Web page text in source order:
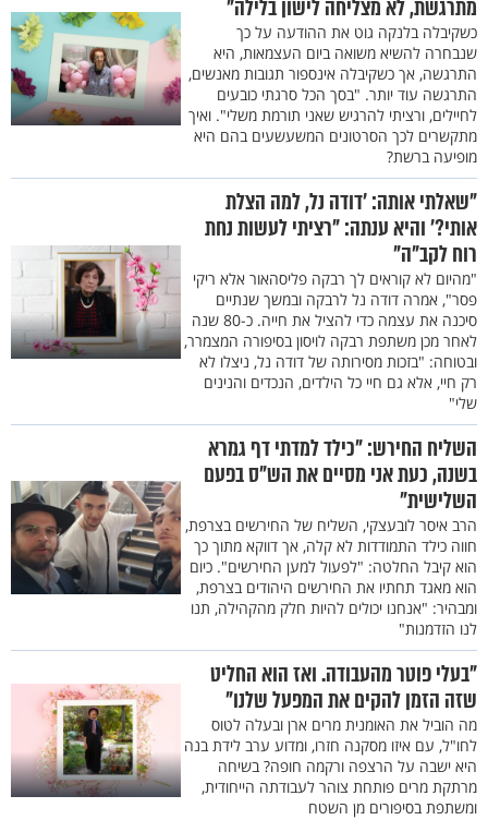
מתרגשת, לא מצליחה לישון בלילה"
כשקיבלה בלנקה גוט את ההודעה על כך
שנבחרה להשיא משואה ביום העצמאות, היא
התרגשה, אך כשקיבלה אינספור תגובות מאנשים,
התרגשה עוד יותר. "בסך הכל סרגתי כובעים
לחיילים, ורציתי להרגיש שאני תורמת משלי". ואיך
מתקשרים לכך הסרטונים המשעשעים בהם היא
מופיעה ברשת?
"שאלתי אותה: 'דודה נל, למה הצלת
אותי?' והיא ענתה: "רציתי לעשות נחת
רוח לקב"ה"
"מהיום לא קוראים לך רבקה פליסהאור אלא ריקי
פסר", אמרה דודה נל לרבקה ובמשך שנתיים
סיכנה את עצמה כדי להציל את חייה. כ-80 שנה
לאחר מכן משתפת רבקה לויסון בסיפורה המצמרר,
ובטוחה: "בזכות מסירותה של דודה נל, ניצלו לא
רק חיי, אלא גם חיי כל הילדים, הנכדים והנינים
שלי"
השליח החירש: "כילד למדתי דף גמרא
בשנה, כעת אני מסיים את הש"ס בפעם
השלישית"
הרב איסר לובעצקי, השליח של החירשים בצרפת,
חווה כילד התמודדות לא קלה, אך דווקא מתוך כך
הוא קיבל החלטה: "לפעול למען החירשים". כיום
הוא מאגד תחתיו את החירשים היהודים בצרפת,
ומבהיר: "אנחנו יכולים להיות חלק מהקהילה, תנו
לנו הזדמנות"
"בעלי פוטר מהעבודה. ואז הוא החליט
שזה הזמן להקים את המפעל שלנו"
מה הוביל את האומנית מרים ארן ובעלה לטוס
לחו"ל, עם איזו מסקנה חזרו, ומדוע ערב לידת בנה
היא ישבה על הרצפה ורקמה חופה? בשיחה
מרתקת מרים פותחת צוהר לעבודתה הייחודית,
ומשתפת בסיפורים מן השטח